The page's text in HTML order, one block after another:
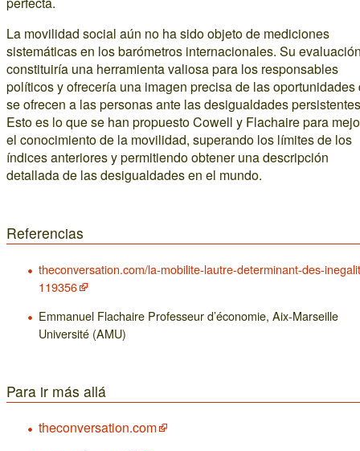
La movilidad social aún no ha sido objeto de mediciones
sistemáticas en los barómetros internacionales. Su
constituiría una herramienta valiosa para los responsables
políticos y ofrecería una imagen precisa de las oportunidades
se ofrecen a las personas ante las desigualdades
Esto es lo que se han propuesto Cowell y Flachaire para
el conocimiento de la movilidad, superando los límites de los
índices anteriores y permitiendo obtener una descripción
detallada de las desigualdades en el mundo.
Referencias
theconversation.com/la-mobilite-lautre-determinant-des-
119356
Emmanuel Flachaire Professeur d’économie, Aix-Marseille
Université (AMU)
Para ir más allá
theconversation.com